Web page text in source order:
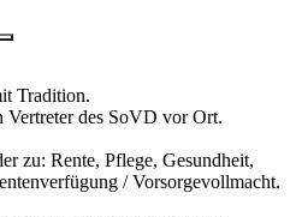
Tradition.
des SoVD vor Ort.
zu: Rente, Pflege, Gesundheit,
/ Vorsorgevollmacht.